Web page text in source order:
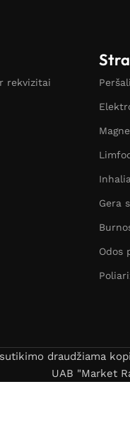
rekvizitai
Gera
Odos
draudžiama
UAB "Market